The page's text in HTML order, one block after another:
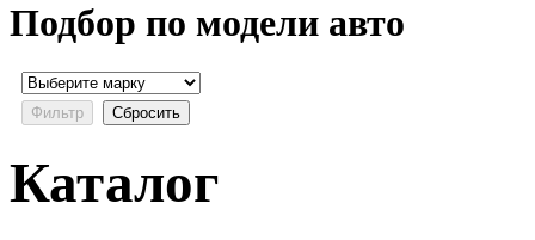
Подбор по модели авто
Каталог